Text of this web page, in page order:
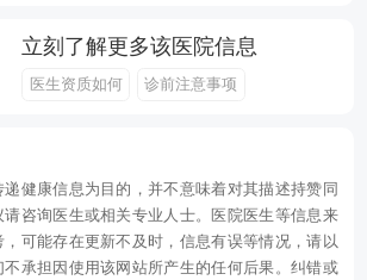
立刻了解更多该医院信息
医生资质如何 诊前注意事项
健康信息为目的，并不意味着对其描述持赞同
咨询医生或相关专业人士。医院医生等信息来
可能存在更新不及时，信息有误等情况，请以
不承担因使用该网站所产生的任何后果。纠错或